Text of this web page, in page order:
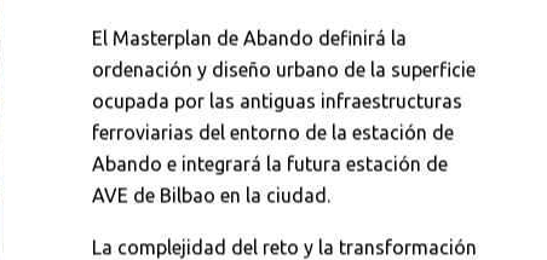
El Masterplan de Abando definirá la
ordenación y diseño urbano de la superficie
ocupada por las antiguas infraestructuras
ferroviarias del entorno de la estación de
Abando e integrará la futura estación de
AVE de Bilbao en la ciudad.
La complejidad del reto y la transformación